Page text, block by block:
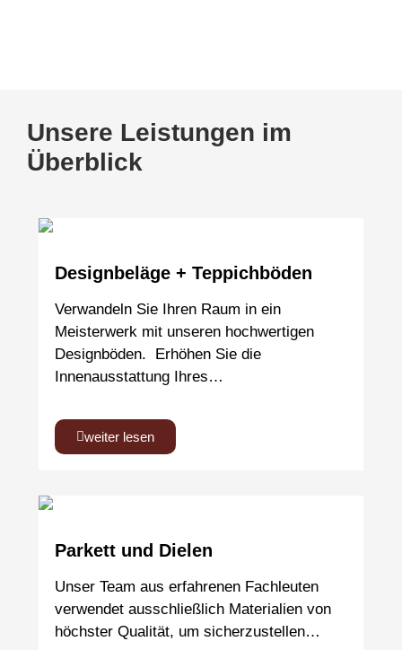
Unsere Leistungen im
Überblick
Designbeläge + Teppichböden
Verwandeln Sie Ihren Raum in ein
Meisterwerk mit unseren hochwertigen
Designböden. Erhöhen Sie die
Innenausstattung Ihres…
weiter lesen
Parkett und Dielen
Unser Team aus erfahrenen Fachleuten
verwendet ausschließlich Materialien von
höchster Qualität, um sicherzustellen…